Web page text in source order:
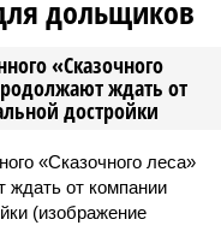
«Сказочного
ждать от
достройки
дольщиков